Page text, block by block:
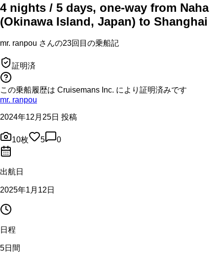
4 nights / 5 days, one-way from Naha
(Okinawa Island, Japan) to Shanghai
mr. ranpou さんの23回目の乗船記
証明済
この乗船履歴は Cruisemans Inc. により証明済みです
mr. ranpou
2024年12月25日 投稿
10枚 5 0
出航日
2025年1月12日
日程
5日間